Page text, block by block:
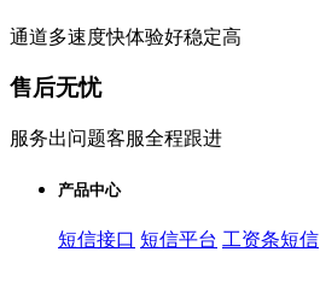
通道多速度快体验好稳定高
售后无忧
服务出问题客服全程跟进
产品中心
短信接口 短信平台 工资条短信